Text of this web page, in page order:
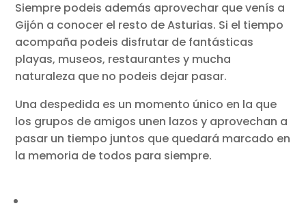
Siempre podeis además aprovechar que venís a
Gijón a conocer el resto de Asturias. Si el tiempo
acompaña podeis disfrutar de fantásticas
playas, museos, restaurantes y mucha
naturaleza que no podeis dejar pasar.
Una despedida es un momento único en la que
los grupos de amigos unen lazos y aprovechan a
pasar un tiempo juntos que quedará marcado en
la memoria de todos para siempre.